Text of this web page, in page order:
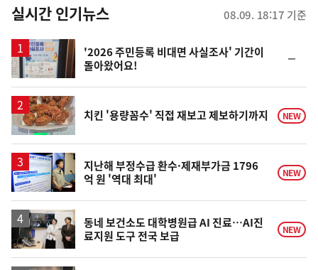
뉴
스
실시간 인기뉴스 08.09. 18:17 기준
'2026 주민등록 비대면 사실조사' 기간이
돌아왔어요!
일
치킨 '용량꼼수' 직접 재보고 제보하기까지 NEW
지난해 부정수급 환수·제재부가금 1796
억 원 '역대 최대'
NEW
동네 보건소도 대학병원급 AI 진료…AI진
료지원 도구 전국 보급
NEW